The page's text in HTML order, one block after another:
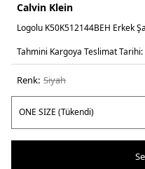
Calvin Klein
Logolu K50K512144BEH Erkek
Tahmini Kargoya Teslimat Tarihi:
Renk: si̇yah